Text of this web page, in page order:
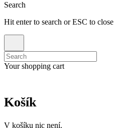
Search
Hit enter to search or ESC to close
Search
for:
Your shopping cart
Košík
V košíku nic není.